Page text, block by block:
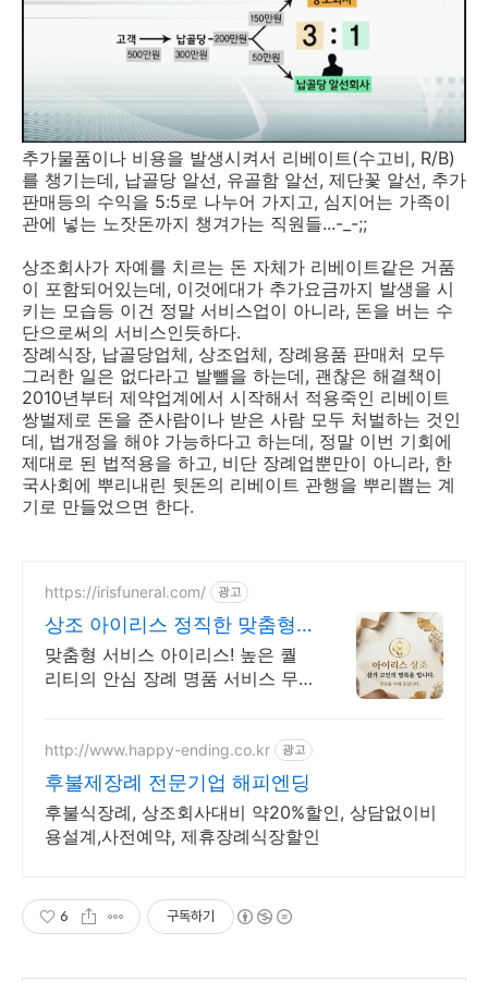
추가물품이나 비용을 발생시켜서 리베이트(수고비, R/B)
를 챙기는데, 납골당 알선, 유골함 알선, 제단꽃 알선, 추가
판매등의 수익을 5:5로 나누어 가지고, 심지어는 가족이
관에 넣는 노잣돈까지 챙겨가는 직원들...-_-;;
상조회사가 자예를 치르는 돈 자체가 리베이트같은 거품
이 포함되어있는데, 이것에대가 추가요금까지 발생을 시
키는 모습등 이건 정말 서비스업이 아니라, 돈을 버는 수
단으로써의 서비스인듯하다.
장례식장, 납골당업체, 상조업체, 장례용품 판매처 모두
그러한 일은 없다라고 발뺄을 하는데, 괜찮은 해결책이
2010년부터 제약업계에서 시작해서 적용죽인 리베이트
쌍벌제로 돈을 준사람이나 받은 사람 모두 처벌하는 것인
데, 법개정을 해야 가능하다고 하는데, 정말 이번 기회에
제대로 된 법적용을 하고, 비단 장례업뿐만이 아니라, 한
국사회에 뿌리내린 뒷돈의 리베이트 관행을 뿌리뽑는 계
기로 만들었으면 한다.
https://irisfuneral.com/ 광고
상조 아이리스 정직한 맞춤형
장례서비스
맞춤형 서비스 아이리스! 높은 퀄
리티의 안심 장례 명품 서비스 무
http://www.happy-ending.co.kr 광고
후불제장례 전문기업 해피엔딩
후불식장례, 상조회사대비 약20%할인, 상담없이비
용설계,사전예약, 제휴장례식장할인
6 구독하기